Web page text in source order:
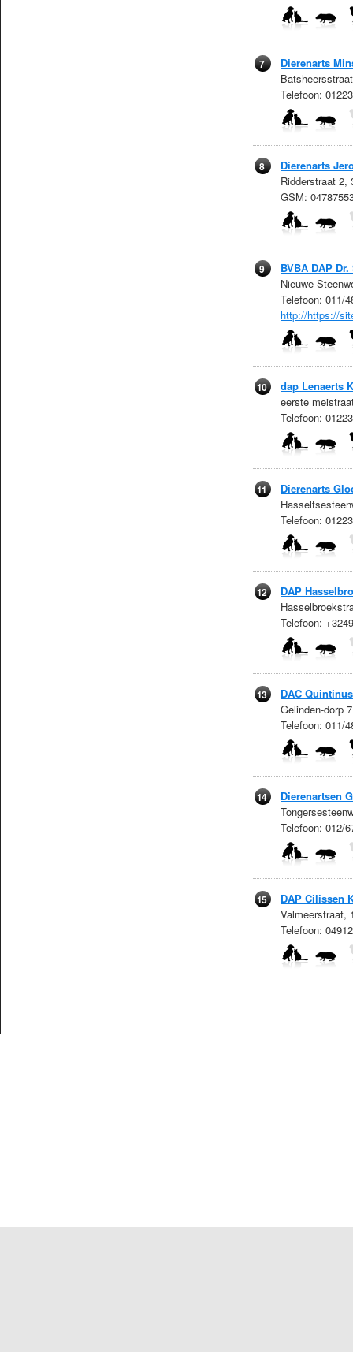
7
Dierenarts
Telefoon:
8
Dierenarts
Ridderstraat 2,
GSM:
9
BVBA DAP
Nieuwe
Telefoon: 011/
http://https://
10
dap Lenaerts
eerste
Telefoon:
11
Dierenarts
Telefoon:
12
DAP
Telefoon:
13
DAC Quintinus
Gelinden-dorp
Telefoon: 011/
14
Dierenartsen
Telefoon: 012/
15
DAP Cilissen
Valmeerstraat,
Telefoon: